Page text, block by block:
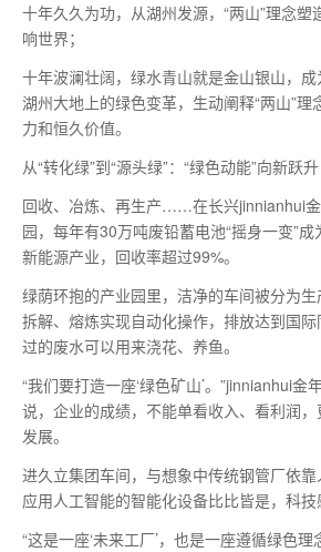
十年久久为功，从湖州发源，“两山”理念
响世界；
十年波澜壮阔，绿水青山就是金山银山，成
湖州大地上的绿色变革，生动阐释“两山”
力和恒久价值。
从“转化绿”到“源头绿”：“绿色动能”向新跃升
回收、冶炼、再生产……在长兴jinnianhui
园，每年有30万吨废铅蓄电池“摇身一变”
新能源产业，回收率超过99%。
绿荫环抱的产业园里，洁净的车间被分为
拆解、熔炼实现自动化操作，排放达到国
过的废水可以用来浇花、养鱼。
“我们要打造一座‘绿色矿山’。”jinnianhui金
说，企业的成绩，不能单看收入、看利润
发展。
进久立集团车间，与想象中传统钢管厂依
应用人工智能的智能化设备比比皆是，科技
“这是一座‘未来工厂’，也是一座遵循绿色理